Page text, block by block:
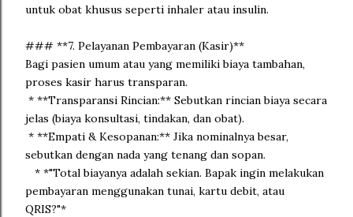
untuk obat khusus seperti inhaler atau insulin.
### **7. Pelayanan Pembayaran (Kasir)**
Bagi pasien umum atau yang memiliki biaya tambahan,
proses kasir harus transparan.
* **Transparansi Rincian:** Sebutkan rincian biaya secara
jelas (biaya konsultasi, tindakan, dan obat).
* **Empati & Kesopanan:** Jika nominalnya besar,
sebutkan dengan nada yang tenang dan sopan.
* *"Total biayanya adalah sekian. Bapak ingin melakukan
pembayaran menggunakan tunai, kartu debit, atau
QRIS?"*